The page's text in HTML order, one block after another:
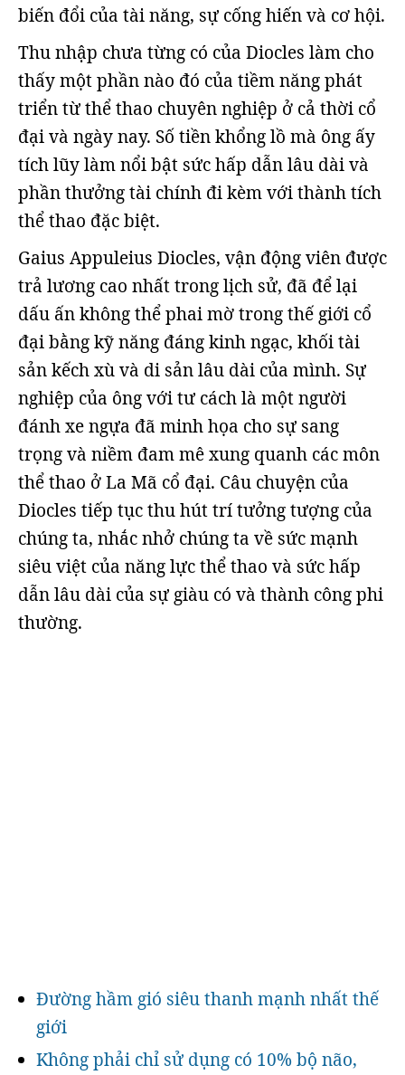
biến đổi của tài năng, sự cống hiến và cơ hội.
Thu nhập chưa từng có của Diocles làm cho
thấy một phần nào đó của tiềm năng phát
triển từ thể thao chuyên nghiệp ở cả thời cổ
đại và ngày nay. Số tiền khổng lồ mà ông ấy
tích lũy làm nổi bật sức hấp dẫn lâu dài và
phần thưởng tài chính đi kèm với thành tích
thể thao đặc biệt.
Gaius Appuleius Diocles, vận động viên được
trả lương cao nhất trong lịch sử, đã để lại
dấu ấn không thể phai mờ trong thế giới cổ
đại bằng kỹ năng đáng kinh ngạc, khối tài
sản kếch xù và di sản lâu dài của mình. Sự
nghiệp của ông với tư cách là một người
đánh xe ngựa đã minh họa cho sự sang
trọng và niềm đam mê xung quanh các môn
thể thao ở La Mã cổ đại. Câu chuyện của
Diocles tiếp tục thu hút trí tưởng tượng của
chúng ta, nhắc nhở chúng ta về sức mạnh
siêu việt của năng lực thể thao và sức hấp
dẫn lâu dài của sự giàu có và thành công phi
thường.
Đường hầm gió siêu thanh mạnh nhất thế
giới
Không phải chỉ sử dụng có 10% bộ não,